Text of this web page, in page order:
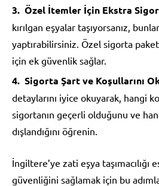
Özel İtemler İçin Ekstra
kırılgan eşyalar taşıyorsanız,
yaptırabilirsiniz. Özel sigorta
için ek güvenlik sağlar.
Sigorta Şart ve Koşullarını
detaylarını iyice okuyarak, hangi
sigortanın geçerli olduğunu ve
dışlandığını öğrenin.
İngiltere’ye zati eşya taşımacılığı
güvenliğini sağlamak için bu